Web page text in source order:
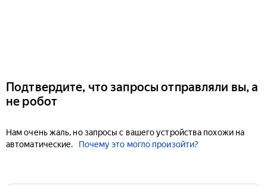
Подтвердите, что запросы отправляли вы, а
не робот
Нам очень жаль, но запросы с вашего устройства похожи на
автоматические.
Почему это могло произойти?